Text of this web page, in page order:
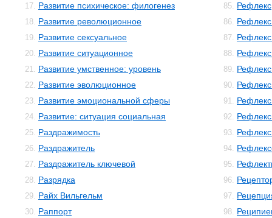
17. Развитие психическое: филогенез
18. Развитие революционное
19. Развитие сексуальное
20. Развитие ситуационное
21. Развитие умственное: уровень
22. Развитие эволюционное
23. Развитие эмоциональной сферы
24. Развитие: ситуация социальная
25. Раздражимость
26. Раздражитель
27. Раздражитель ключевой
28. Разрядка
29. Райх Вильгельм
30. Раппорт
85. Рефлекс
86.
87.
88.
89.
90.
91.
92.
93.
94.
95.
96.
97.
98.